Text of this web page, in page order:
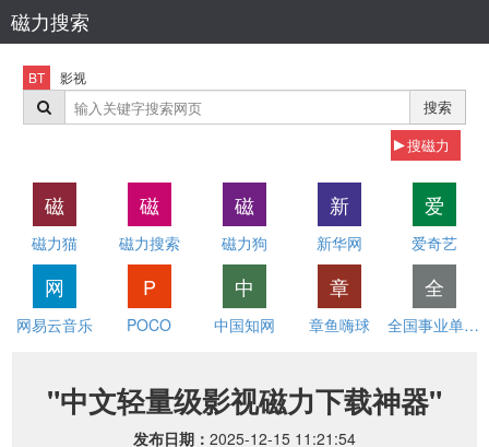
磁力搜索
BT 影视
搜索
搜磁力
磁
磁力猫
磁
磁力搜索
磁
磁力狗
新
新华网
爱
爱奇艺
网
网易云音乐
P
POCO
中
中国知网
章
章鱼嗨球
全
全国事业单位招聘网
"中文轻量级影视磁力下载神器"
发布日期： 2025-12-15 11:21:54